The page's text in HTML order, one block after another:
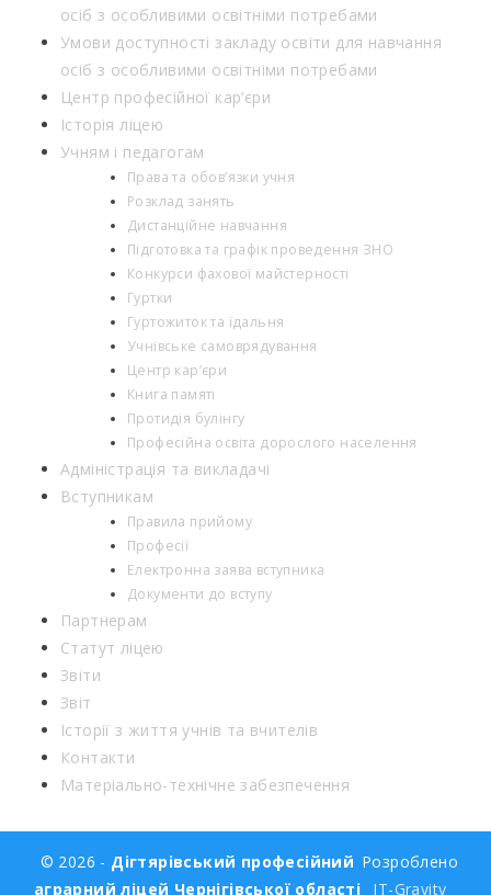
осіб з особливими освітніми потребами
Умови доступності закладу освіти для навчання
осіб з особливими освітніми потребами
Центр професійної кар’єри
Історія ліцею
Учням і педагогам
Права та обов’язки учня
Розклад занять
Дистанційне навчання
Підготовка та графік проведення ЗНО
Конкурси фахової майстерності
Гуртки
Гуртожиток та їдальня
Учнівське самоврядування
Центр кар’єри
Книга памяті
Протидія булінгу
Професійна освіта дорослого населення
Адміністрація та викладачі
Вступникам
Правила прийому
Професії
Електронна заява вступника
Документи до вступу
Партнерам
Статут ліцею
Звіти
Звіт
Історії з життя учнів та вчителів
Контакти
Матеріально-технічне забезпечення
© 2026 - Дігтярівський професійний
аграрний ліцей Чернігівської області
Розроблено
IT-Gravity